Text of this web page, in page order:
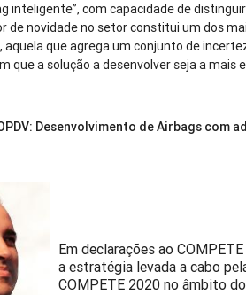
inteligente”, com capacidade de
de novidade no setor constitui um dos
que agrega um conjunto de
que a solução a desenvolver seja a mais
Desenvolvimento de Airbags com
Em declarações ao
a estratégia levada a cabo
COMPETE 2020 no âmbito